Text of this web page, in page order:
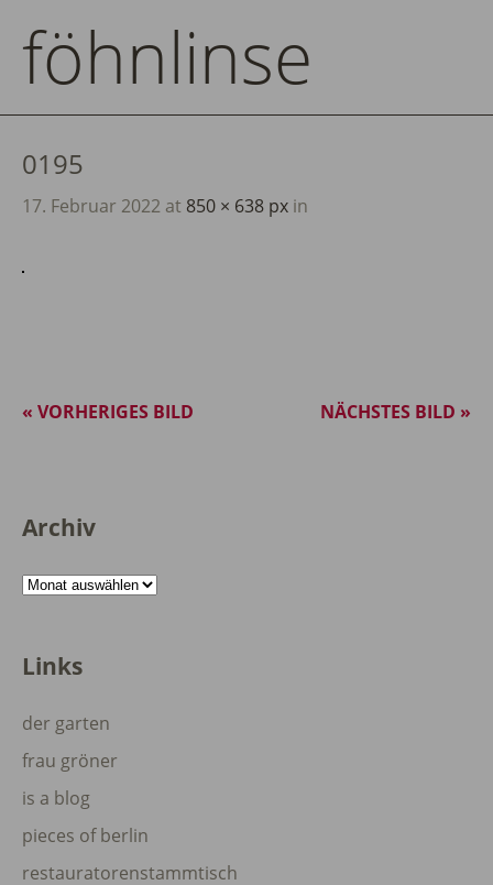
föhnlinse
0195
17. Februar 2022 at 850 × 638 px in
« VORHERIGES BILD NÄCHSTES BILD »
Archiv
Archiv
Links
der garten
frau gröner
is a blog
pieces of berlin
restauratorenstammtisch